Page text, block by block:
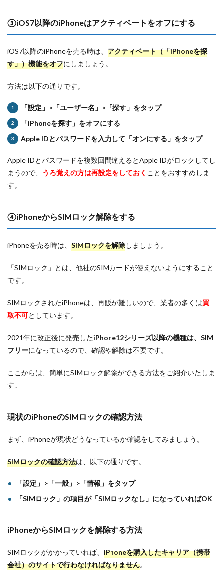
③iOS7以降のiPhoneはアクティベートをオフにする
iOS7以降のiPhoneを売る時は、 アクティベート（「iPhoneを探
す」）機能をオフにしましょう。
方法は以下の通りです。
「設定」>「ユーザー名」>「探す」をタップ
「iPhoneを探す」をオフにする
Apple IDとパスワードを入力して「オンにする」をタップ
Apple IDとパスワードを複数回間違えるとApple IDがロックしてし
まうので、
うろ覚えの方は再設定をしておく ことをおすすめしま
す。
④iPhoneからSIMロック解除をする
iPhoneを売る時は、 SIMロックを解除しましょう。
「SIMロック」とは、他社のSIMカードが使えないようにすること
です。
SIMロックされたiPhoneは、再販が難しいので、業者の多くは買
取不可としています。
2021年に改正後に発売したiPhone12シリーズ以降の機種は、SIM
フリーになっているので、確認や解除は不要です。
ここからは、簡単にSIMロック解除ができる方法をご紹介いたしま
す。
現状のiPhoneのSIMロックの確認方法
まず、iPhoneが現状どうなっているか確認をしてみましょう。
SIMロックの確認方法は、以下の通りです。
「設定」>「一般」>「情報」をタップ
「SIMロック」の項目が「SIMロックなし」になっていればOK
iPhoneからSIMロックを解除する方法
SIMロックがかかっていれば、 iPhoneを購入したキャリア（携帯
会社）のサイトで行わなければなりません。